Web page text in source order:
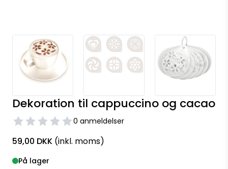
Dekoration til cappuccino og cacao
0 anmeldelser
59,00 DKK (inkl. moms)
På lager